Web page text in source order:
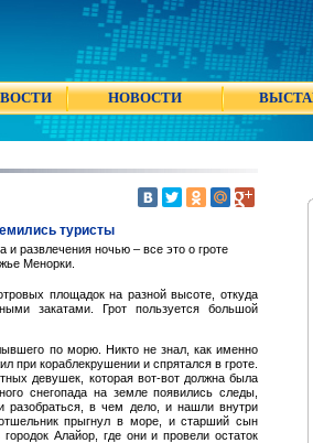
НОВОСТИ
туристы
развлечения ночью – все это о гроте
Менорки.
площадок на разной высоте, откуда
закатами. Грот пользуется большой
по морю. Никто не знал, как именно
при кораблекрушении и спрятался в гроте.
девушек, которая вот-вот должна была
снегопада на земле появились следы,
в чем дело, и нашли внутри
прыгнул в море, и старший сын
Алайор, где они и провели остаток